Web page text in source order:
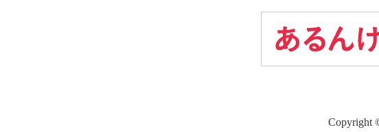
Copyright